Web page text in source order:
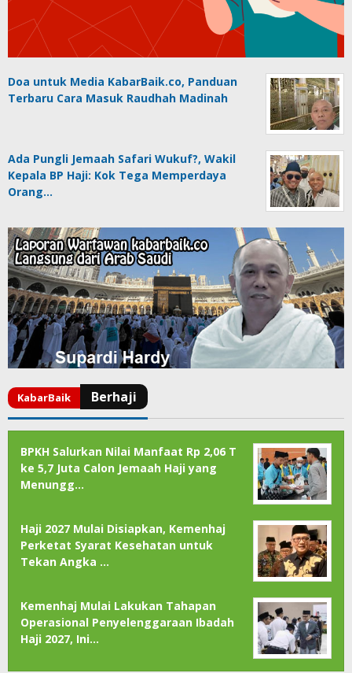
Doa untuk Media KabarBaik.co, Panduan
Terbaru Cara Masuk Raudhah Madinah
Ada Pungli Jemaah Safari Wukuf?, Wakil
Kepala BP Haji: Kok Tega Memperdaya
Orang…
BPKH Salurkan Nilai Manfaat Rp 2,06 T
ke 5,7 Juta Calon Jemaah Haji yang
Menungg…
Haji 2027 Mulai Disiapkan, Kemenhaj
Perketat Syarat Kesehatan untuk
Tekan Angka …
Kemenhaj Mulai Lakukan Tahapan
Operasional Penyelenggaraan Ibadah
Haji 2027, Ini…